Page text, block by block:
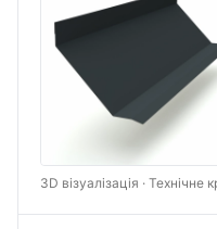
3D візуалізація ·